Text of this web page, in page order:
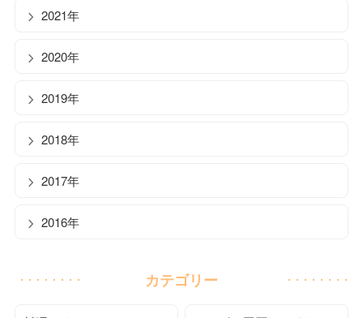
2021年
2020年
2019年
2018年
2017年
2016年
カテゴリー